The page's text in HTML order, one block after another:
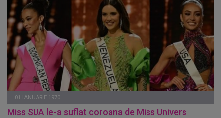
01 IANUARIE 1970
Miss SUA le-a suflat coroana de Miss Univers